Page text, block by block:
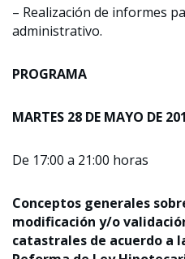
– Realización de informes
administrativo.
PROGRAMA
MARTES 28 DE MAYO DE
De 17:00 a 21:00 horas
Conceptos generales
modificación y/o
catastrales de acuerdo a